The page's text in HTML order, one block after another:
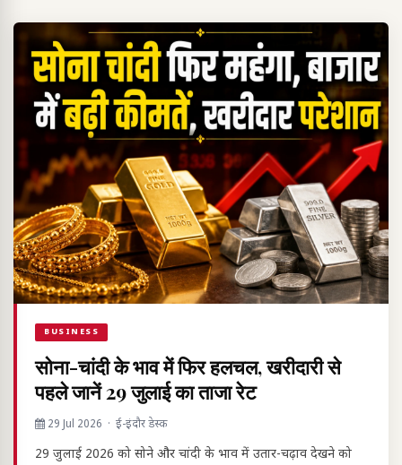
BUSINESS
सोना-चांदी के भाव में फिर हलचल, खरीदारी से
पहले जानें 29 जुलाई का ताजा रेट
29 Jul 2026 · ई-इंदौर डेस्क
29 जुलाई 2026 को सोने और चांदी के भाव में उतार-चढ़ाव देखने को